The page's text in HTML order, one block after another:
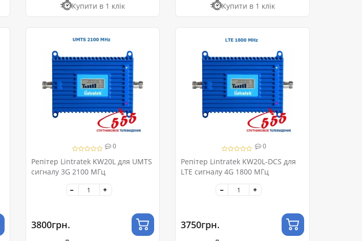
Купити в 1 клік Купити в 1 клік
0
Репітер Lintratek KW20L для UMTS
сигналу 3G 2100 МГц
3800грн.
0
Репітер Lintratek KW20L-DCS для
LTE сигналу 4G 1800 МГц
3750грн.